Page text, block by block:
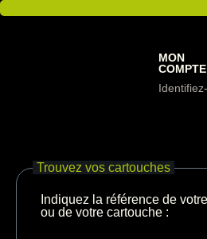
MON
COMPTE
Trouvez vos cartouches
Indiquez la référence de
ou de votre cartouche :